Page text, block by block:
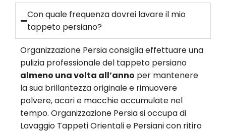
Con quale frequenza dovrei lavare il mio
tappeto persiano?
Organizzazione Persia consiglia effettuare una
pulizia professionale del tappeto persiano
almeno una volta all’anno per mantenere
la sua brillantezza originale e rimuovere
polvere, acari e macchie accumulate nel
tempo. Organizzazione Persia si occupa di
Lavaggio Tappeti Orientali e Persiani con ritiro